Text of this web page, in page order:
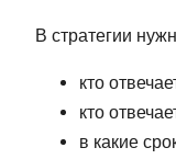
В стратегии
кто
кто
в какие